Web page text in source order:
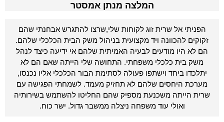
המלצה מנתן אמסטר
הפניתי אל שרית זוג לקוחות שלי,שרצו להתגרש אבחנתי שהם
זקוקים להכוונה ויד מקצועית בניהול משק הבית הכלכלי שלהם.
הם לא היו מודעים לבעיה האמיתית שלהם אי ידיעה כיצד לנהל
משק בית כלכלי משפחתי. התחושה שלי הייתה שאם הם לא
יתלכדו ביחד וישתפו פעולה לסתימת הבור הכלכלי אליו נכנסו,
מערכת היחסים שלהם לא תחזיק מעמד. לשמחתי הפגישה עם
שרית הייתה משכנעת מספיק שהם החליטו להשתמש בשירותיה
ואולי עוד משפחה ניצלה ממשבר גדול. ישר כוח.